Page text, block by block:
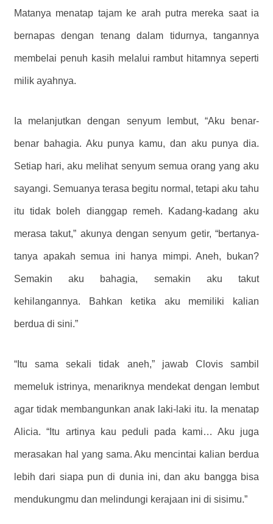
Matanya menatap tajam ke arah putra mereka saat ia
bernapas dengan tenang dalam tidurnya, tangannya
membelai penuh kasih melalui rambut hitamnya seperti
milik ayahnya.
Ia melanjutkan dengan senyum lembut, “Aku benar-
benar bahagia. Aku punya kamu, dan aku punya dia.
Setiap hari, aku melihat senyum semua orang yang aku
sayangi. Semuanya terasa begitu normal, tetapi aku tahu
itu tidak boleh dianggap remeh. Kadang-kadang aku
merasa takut,” akunya dengan senyum getir, “bertanya-
tanya apakah semua ini hanya mimpi. Aneh, bukan?
Semakin aku bahagia, semakin aku takut
kehilangannya. Bahkan ketika aku memiliki kalian
berdua di sini.”
“Itu sama sekali tidak aneh,” jawab Clovis sambil
memeluk istrinya, menariknya mendekat dengan lembut
agar tidak membangunkan anak laki-laki itu. Ia menatap
Alicia. “Itu artinya kau peduli pada kami… Aku juga
merasakan hal yang sama. Aku mencintai kalian berdua
lebih dari siapa pun di dunia ini, dan aku bangga bisa
mendukungmu dan melindungi kerajaan ini di sisimu.”